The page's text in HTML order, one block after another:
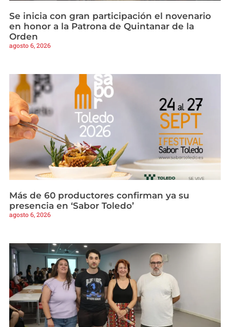
Se inicia con gran participación el novenario
en honor a la Patrona de Quintanar de la
Orden
agosto 6, 2026
Más de 60 productores confirman ya su
presencia en ‘Sabor Toledo’
agosto 6, 2026